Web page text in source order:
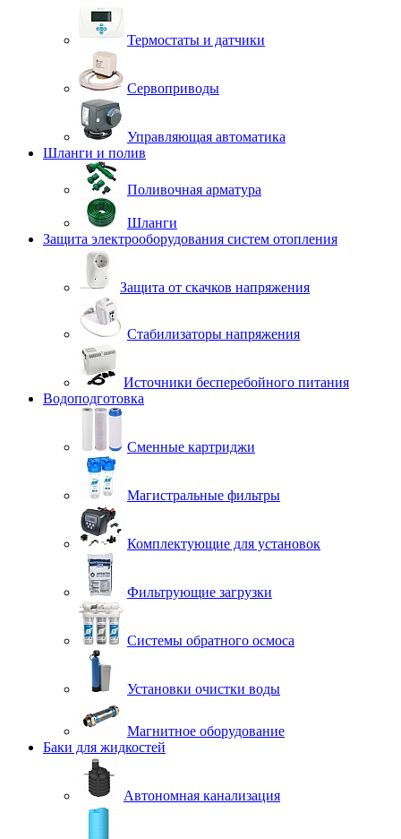
Термостаты и датчики
Сервоприводы
Управляющая автоматика
Шланги и полив
Поливочная арматура
Шланги
Защита электрооборудования систем отопления
Защита от скачков напряжения
Стабилизаторы напряжения
Источники бесперебойного питания
Водоподготовка
Сменные картриджи
Магистральные фильтры
Комплектующие для установок
Фильтрующие загрузки
Системы обратного осмоса
Установки очистки воды
Магнитное оборудование
Баки для жидкостей
Автономная канализация